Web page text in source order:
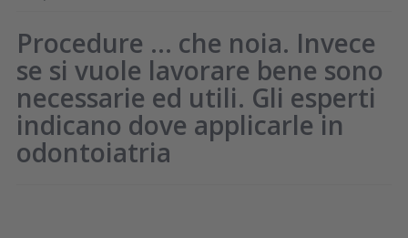
Procedure ... che noia. Invece
se si vuole lavorare bene sono
necessarie ed utili. Gli esperti
indicano dove applicarle in
odontoiatria